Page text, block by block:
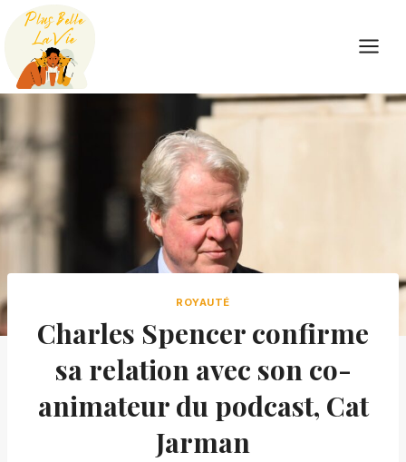
Skip
content
ROYAUTÉ
Charles Spencer confirme
sa relation avec son co-
animateur du podcast, Cat
Jarman